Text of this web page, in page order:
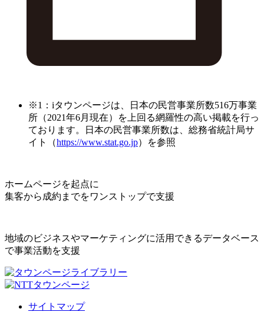
※1：iタウンページは、日本の民営事業所数516万事業
所（2021年6月現在）を上回る網羅性の高い掲載を行っ
ております。日本の民営事業所数は、総務省統計局サ
イト（https://www.stat.go.jp）を参照
ホームページを起点に
集客から成約までをワンストップで支援
地域のビジネスやマーケティングに活用できるデータベース
で事業活動を支援
サイトマップ